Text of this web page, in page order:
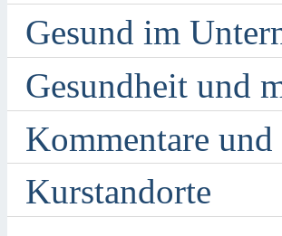
Gesund im
Gesundheit und
Kommentare
Kurstandorte